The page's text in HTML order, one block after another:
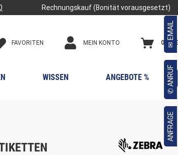
Rechnungskauf (Bonität vorausgesetzt)
FAVORITEN MEIN KONTO 0,00 €
WISSEN ANGEBOTE % 
✉ EMAIL
✆ ANRUF
ANFRAGE